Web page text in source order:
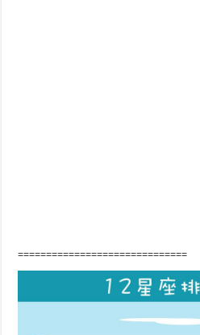
==============================